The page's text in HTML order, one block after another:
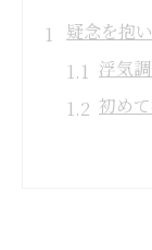
疑念を抱
浮気
初め
疑い